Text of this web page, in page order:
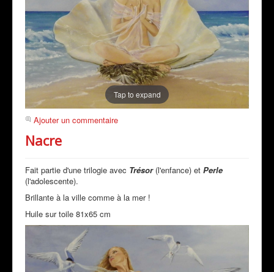
Tap to expand
Ajouter un commentaire
Nacre
Fait partie d'une trilogie avec Trésor (l'enfance) et Perle
(l'adolescente).
Brillante à la ville comme à la mer !
Huile sur toile 81x65 cm